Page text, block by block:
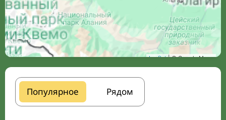
Leaflet| © Google Maps
Популярное Рядом